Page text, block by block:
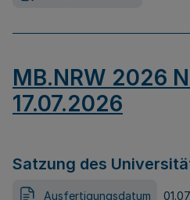
MB.NRW 2026
17.07.2026
Satzung des
Ausfertigungsdatum